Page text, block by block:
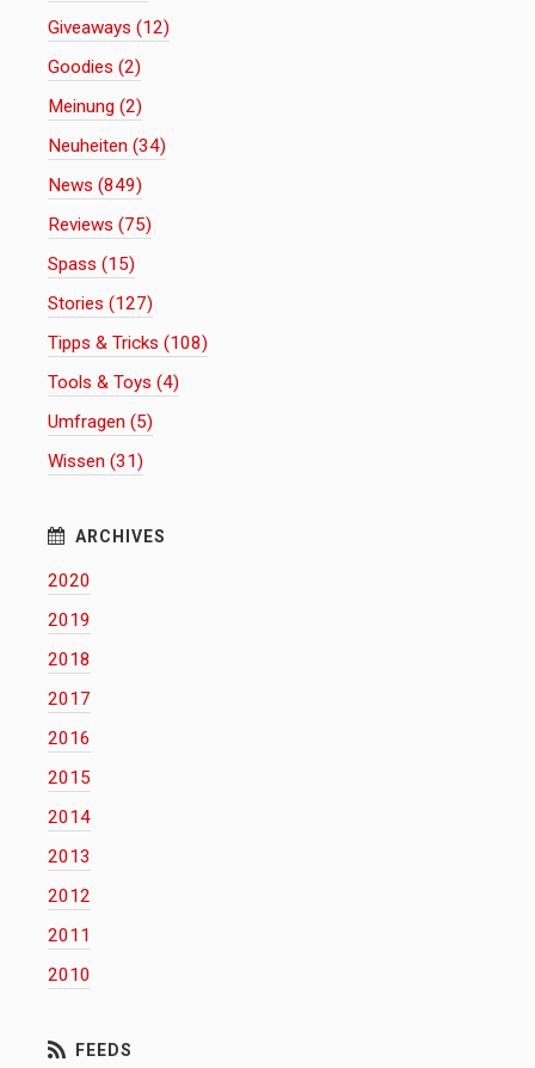
Giveaways (12)
Goodies (2)
Meinung (2)
Neuheiten (34)
News (849)
Reviews (75)
Spass (15)
Stories (127)
Tipps & Tricks (108)
Tools & Toys (4)
Umfragen (5)
Wissen (31)
2020
2019
2018
2017
2016
2015
2014
2013
2012
2011
2010